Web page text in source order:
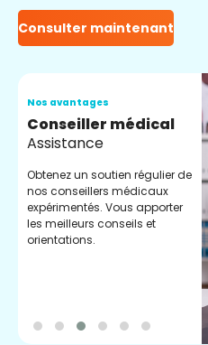
Consulter maintenant
Nos avantages
Conseiller médical
Assistance
Obtenez un soutien régulier de
nos conseillers médicaux
expérimentés. Vous apporter
les meilleurs conseils et
orientations.